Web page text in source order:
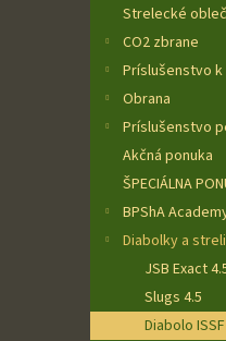
Strelecké
CO2 zbrane
Príslušenstvo k
Obrana
Príslušenstvo
Akčná ponuka
ŠPECIÁLNA
BPShA
Diabolky a
JSB Exact
Slugs 4.5
Diabolo ISSF